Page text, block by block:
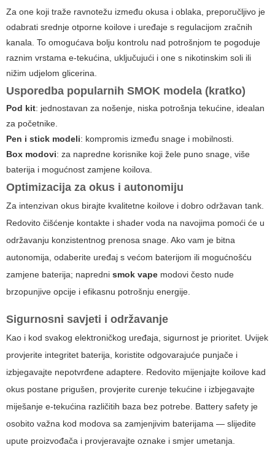
Za one koji traže ravnotežu između okusa i oblaka, preporučljivo je
odabrati srednje otporne koilove i uređaje s regulacijom zračnih
kanala. To omogućava bolju kontrolu nad potrošnjom te pogoduje
raznim vrstama e-tekućina, uključujući i one s nikotinskim soli ili
nižim udjelom glicerina.
Usporedba popularnih SMOK modela (kratko)
Pod kit: jednostavan za nošenje, niska potrošnja tekućine, idealan
za početnike.
Pen i stick modeli: kompromis između snage i mobilnosti.
Box modovi: za napredne korisnike koji žele puno snage, više
baterija i mogućnost zamjene koilova.
Optimizacija za okus i autonomiju
Za intenzivan okus birajte kvalitetne koilove i dobro održavan tank.
Redovito čišćenje kontakte i shader voda na navojima pomoći će u
održavanju konzistentnog prenosa snage. Ako vam je bitna
autonomija, odaberite uređaj s većom baterijom ili mogućnošću
zamjene baterija; napredni smok vape modovi često nude
brzopunjive opcije i efikasnu potrošnju energije.
Sigurnosni savjeti i održavanje
Kao i kod svakog elektroničkog uređaja, sigurnost je prioritet. Uvijek
provjerite integritet baterija, koristite odgovarajuće punjače i
izbjegavajte nepotvrđene adaptere. Redovito mijenjajte koilove kad
okus postane prigušen, provjerite curenje tekućine i izbjegavajte
miješanje e-tekućina različitih baza bez potrebe. Battery safety je
osobito važna kod modova sa zamjenjivim baterijama — slijedite
upute proizvođača i provjeravajte oznake i smjer umetanja.